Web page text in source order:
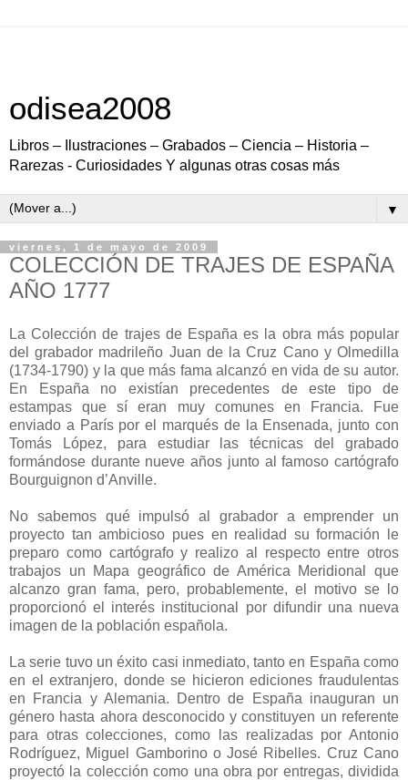
odisea2008
Libros – Ilustraciones – Grabados – Ciencia – Historia –
Rarezas - Curiosidades Y algunas otras cosas más
▼
viernes, 1 de mayo de 2009
COLECCIÓN DE TRAJES DE ESPAÑA
AÑO 1777
La Colección de trajes de España es la obra más popular
del grabador madrileño Juan de la Cruz Cano y Olmedilla
(1734-1790) y la que más fama alcanzó en vida de su autor.
En España no existían precedentes de este tipo de
estampas que sí eran muy comunes en Francia. Fue
enviado a París por el marqués de la Ensenada, junto con
Tomás López, para estudiar las técnicas del grabado
formándose durante nueve años junto al famoso cartógrafo
Bourguignon d’Anville.
No sabemos qué impulsó al grabador a emprender un
proyecto tan ambicioso pues en realidad su formación le
preparo como cartógrafo y realizo al respecto entre otros
trabajos un Mapa geográfico de América Meridional que
alcanzo gran fama, pero, probablemente, el motivo se lo
proporcionó el interés institucional por difundir una nueva
imagen de la población española.
La serie tuvo un éxito casi inmediato, tanto en España como
en el extranjero, donde se hicieron ediciones fraudulentas
en Francia y Alemania. Dentro de España inauguran un
género hasta ahora desconocido y constituyen un referente
para otras colecciones, como las realizadas por Antonio
Rodríguez, Miguel Gamborino o José Ribelles. Cruz Cano
proyectó la colección como una obra por entregas, dividida